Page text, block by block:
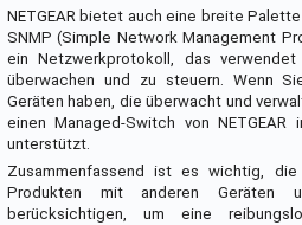
NETGEAR bietet auch eine breite
SNMP (Simple Network Management
ein Netzwerkprotokoll, das
überwachen und zu steuern. Wenn
Geräten haben, die überwacht und
einen Managed-Switch von
unterstützt.
Zusammenfassend ist es wichtig, die
Produkten mit anderen Geräten
berücksichtigen, um eine